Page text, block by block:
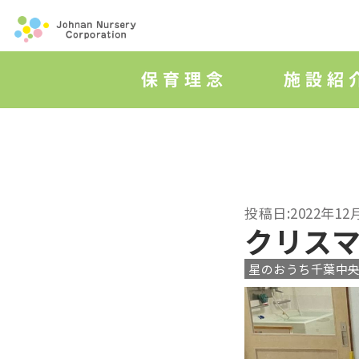
投稿日:2022年12
クリス
星のおうち千葉中